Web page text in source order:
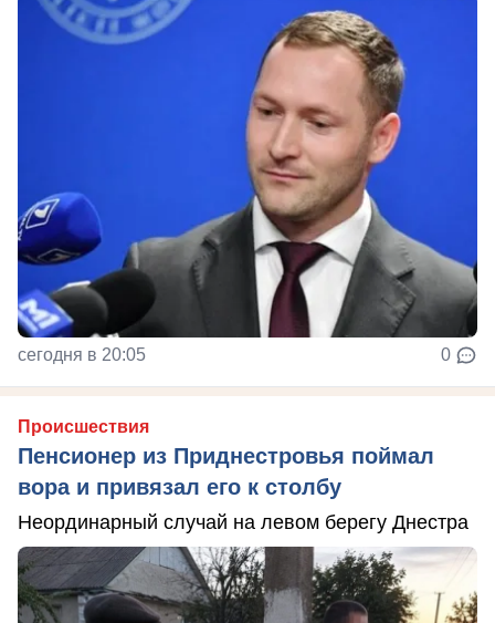
сегодня в 20:05 0
Происшествия
Пенсионер из Приднестровья поймал
вора и привязал его к столбу
Неординарный случай на левом берегу Днестра